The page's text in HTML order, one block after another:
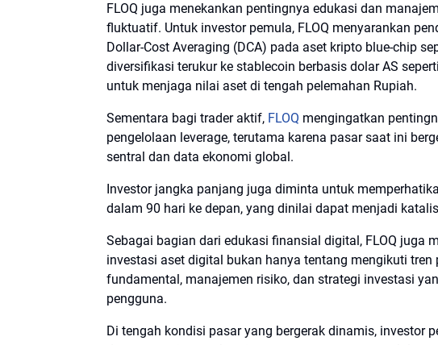
FLOQ juga menekankan pentingnya edukasi dan
fluktuatif. Untuk investor pemula, FLOQ menyarankan
Dollar-Cost Averaging (DCA) pada aset kripto blue-chip
diversifikasi terukur ke stablecoin berbasis dolar AS seperti
untuk menjaga nilai aset di tengah pelemahan Rupiah.
Sementara bagi trader aktif, FLOQ mengingatkan
pengelolaan leverage, terutama karena pasar saat ini
sentral dan data ekonomi global.
Investor jangka panjang juga diminta untuk
dalam 90 hari ke depan, yang dinilai dapat menjadi
Sebagai bagian dari edukasi finansial digital, FLOQ juga
investasi aset digital bukan hanya tentang mengikuti
fundamental, manajemen risiko, dan strategi investasi
pengguna.
Di tengah kondisi pasar yang bergerak dinamis, investor